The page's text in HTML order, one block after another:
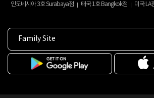
인도네시아 3호 Surabaya점
태국 1호 Bangkok점 미국 LA
Family Site